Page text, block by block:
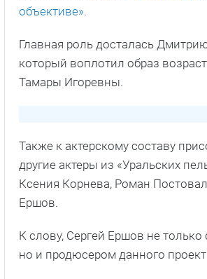
объективе».
Главная роль досталась
который воплотил образ
Тамары Игоревны.
Также к актерскому составу
другие актеры из «Уральских
Ксения Корнева, Роман
Ершов.
К слову, Сергей Ершов не только
но и продюсером данного